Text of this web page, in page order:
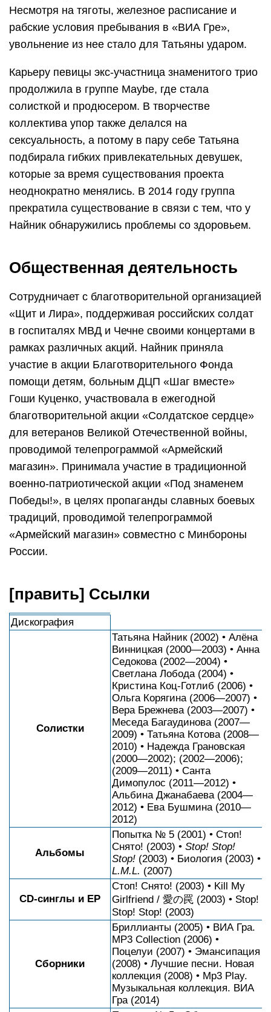
Несмотря на тяготы, железное расписание и
рабские условия пребывания в «ВИА Гре»,
увольнение из нее стало для Татьяны ударом.
Карьеру певицы экс-участница знаменитого трио
продолжила в группе Maybe, где стала
солисткой и продюсером. В творчестве
коллектива упор также делался на
сексуальность, а потому в пару себе Татьяна
подбирала гибких привлекательных девушек,
которые за время существования проекта
неоднократно менялись. В 2014 году группа
прекратила существование в связи с тем, что у
Найник обнаружились проблемы со здоровьем.
Общественная деятельность
Сотрудничает с благотворительной организацией
«Щит и Лира», поддерживая российских солдат
в госпиталях МВД и Чечне своими концертами в
рамках различных акций. Найник приняла
участие в акции Благотворительного Фонда
помощи детям, больным ДЦП «Шаг вместе»
Гоши Куценко, участвовала в ежегодной
благотворительной акции «Солдатское сердце»
для ветеранов Великой Отечественной войны,
проводимой телепрограммой «Армейский
магазин». Принимала участие в традиционной
военно-патриотической акции «Под знаменем
Победы!», в целях пропаганды славных боевых
традиций, проводимой телепрограммой
«Армейский магазин» совместно с Минбороны
России.
[править] Ссылки
Дискография
Солистки
Татьяна Найник (2002) • Алёна
Винницкая (2000—2003) • Анна
Седокова (2002—2004) •
Светлана Лобода (2004) •
Кристина Коц-Готлиб (2006) •
Ольга Корягина (2006—2007) •
Вера Брежнева (2003—2007) •
Меседа Багаудинова (2007—
2009) • Татьяна Котова (2008—
2010) • Надежда Грановская
(2000—2002); (2002—2006);
(2009—2011) • Санта
Димопулос (2011—2012) •
Альбина Джанабаева (2004—
2012) • Ева Бушмина (2010—
2012)
Альбомы
Попытка № 5 (2001) • Стоп!
Снято! (2003) • Stop! Stop!
Stop! (2003) • Биология (2003) •
L.M.L. (2007)
CD-синглы и EP
Стоп! Снято! (2003) • Kill My
Girlfriend / 愛の罠 (2003) • Stop!
Stop! Stop! (2003)
Сборники
Бриллианты (2005) • ВИА Гра.
MP3 Collection (2006) •
Поцелуи (2007) • Эмансипация
(2008) • Лучшие песни. Новая
коллекция (2008) • Mp3 Play.
Музыкальная коллекция. ВИА
Гра (2014)